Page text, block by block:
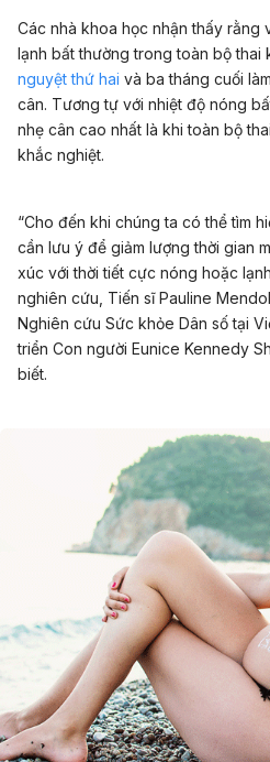
Các nhà khoa học nhận thấy rằng
lạnh bất thường trong toàn bộ
nguyệt thứ hai và ba tháng cuối
cân. Tương tự với nhiệt độ nóng
nhẹ cân cao nhất là khi toàn bộ
khắc nghiệt.
“Cho đến khi chúng ta có thể tìm
cần lưu ý để giảm lượng thời gian
xúc với thời tiết cực nóng hoặc
nghiên cứu, Tiến sĩ Pauline
Nghiên cứu Sức khỏe Dân số tại
triển Con người Eunice Kennedy
biết.